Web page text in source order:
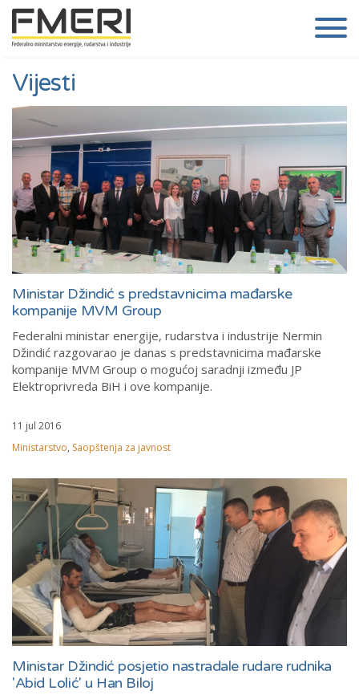
Vijesti
Ministar Džindić s predstavnicima mađarske
kompanije MVM Group
Federalni ministar energije, rudarstva i industrije Nermin
Džindić razgovarao je danas s predstavnicima mađarske
kompanije MVM Group o mogućoj saradnji između JP
Elektroprivreda BiH i ove kompanije.
11 jul 2016
Ministarstvo, Saopštenja za javnost
Ministar Džindić posjetio nastradale rudare rudnika
'Abid Lolić' u Han Biloj